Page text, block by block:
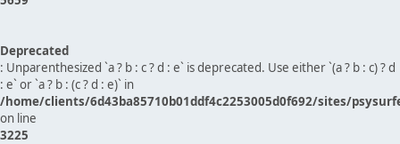
Deprecated
: Unparenthesized `a ? b : c ? d : e` is deprecated. Use either `(a ? b : c) ? d
: e` or `a ? b : (c ? d : e)` in
/home/clients/6d43ba85710b01ddf4c2253005d0f692/sites/
on line
3225